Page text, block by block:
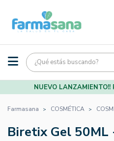
NUEVO
Farmasana COSMÉTICA
Biretix Gel 50ML